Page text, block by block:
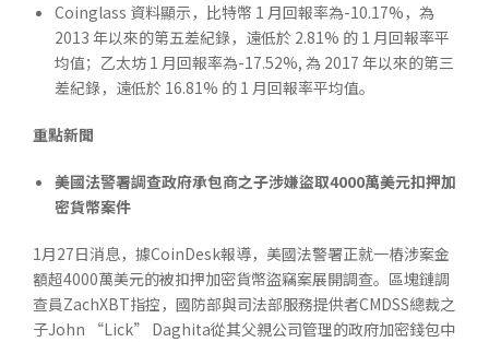
Coinglass 資料顯示，比特幣 1 月回報率為-10.17%，為
2013 年以來的第五差紀錄，遠低於 2.81% 的 1 月回報率平
均值；乙太坊 1 月回報率為-17.52%, 為 2017 年以來的第三
差紀錄，遠低於 16.81% 的 1 月回報率平均值。
重點新聞
美國法警署調查政府承包商之子涉嫌盜取4000萬美元扣押加
密貨幣案件
1月27日消息，據CoinDesk報導，美國法警署正就一樁涉案金
額超4000萬美元的被扣押加密貨幣盜竊案展開調查。區塊鏈調
查員ZachXBT指控，國防部與司法部服務提供者CMDSS總裁之
子John “Lick” Daghita從其父親公司管理的政府加密錢包中